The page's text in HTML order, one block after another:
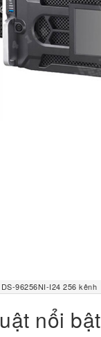
96256NI-I24 256 kênh
nổi bật